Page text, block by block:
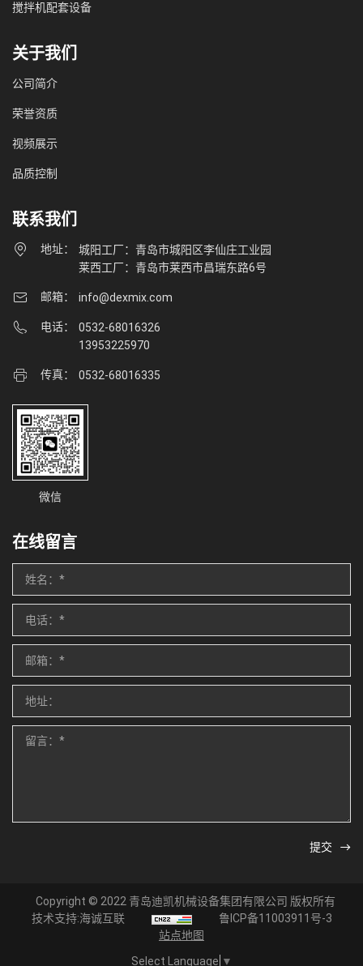
搅拌机配套设备
关于我们
公司简介
荣誉资质
视频展示
品质控制
联系我们
地址：
城阳工厂：青岛市城阳区李仙庄工业园
莱西工厂：青岛市莱西市昌瑞东路6号
邮箱： info@dexmix.com
电话：
0532-68016326
13953225970
传真： 0532-68016335
微信
在线留言
提交
Copyright © 2022 青岛迪凯机械设备集团有限公司 版权所有
技术支持:海诚互联
鲁ICP备11003911号-3
站点地图
Select Language ▼